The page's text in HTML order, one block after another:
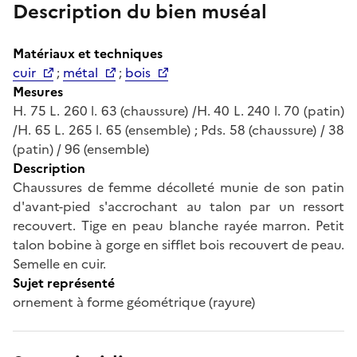
Description du bien muséal
Matériaux et techniques
cuir
; métal ; bois
Mesures
H. 75 L. 260 l. 63 (chaussure) /H. 40 L. 240 l. 70 (patin)
/H. 65 L. 265 l. 65 (ensemble) ; Pds. 58 (chaussure) / 38
(patin) / 96 (ensemble)
Description
Chaussures de femme décolleté munie de son patin
d'avant-pied s'accrochant au talon par un ressort
recouvert. Tige en peau blanche rayée marron. Petit
talon bobine à gorge en sifflet bois recouvert de peau.
Semelle en cuir.
Sujet représenté
ornement à forme géométrique (rayure)